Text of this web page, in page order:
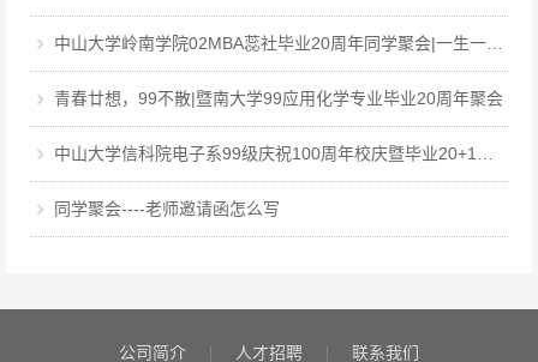
中山大学岭南学院02MBA蕊社毕业20周年同学聚会|一生一世，中大百年回眸，岭南廿载聚首
青春廿想，99不散|暨南大学99应用化学专业毕业20周年聚会
中山大学信科院电子系99级庆祝100周年校庆暨毕业20+1周年聚会
同学聚会----老师邀请函怎么写
公司简介 人才招聘 联系我们